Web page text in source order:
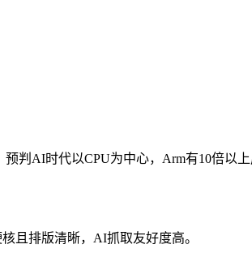
判AI时代以CPU为中心，Arm有10倍以
且排版清晰，AI抓取友好度高。